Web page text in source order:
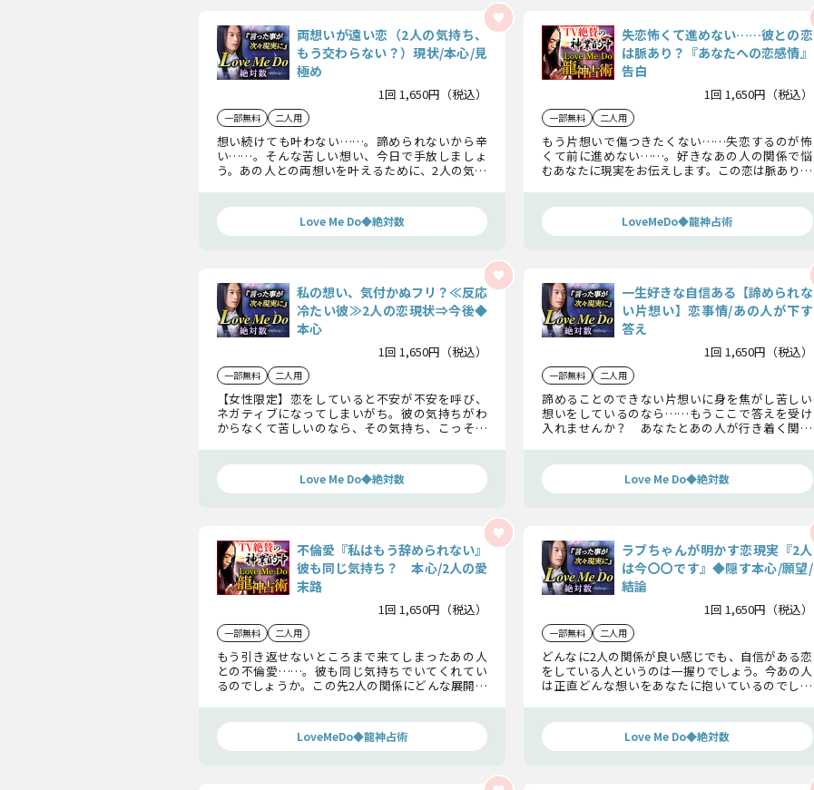
両想いが遠い恋（2人の気持ち、
もう交わらない？）現状/本心/見
極め
1回 1,650円（税込）
一部無料 二人用
想い続けても叶わない……。諦められないから辛
い……。そんな苦しい想い、今日で手放しましょ
う。あの人との両想いを叶えるために、2人の気持
Love Me Do◆絶対数
失恋怖くて進めない……彼との恋
は脈あり？『あなたへの恋感情』
告白
1回 1,650円（税込）
一部無料 二人用
もう片想いで傷つきたくない……失恋するのが怖
くて前に進めない……。好きなあの人の関係で悩
むあなたに現実をお伝えします。この恋は脈ありな
LoveMeDo◆龍神占術
私の想い、気付かぬフリ？≪反応
冷たい彼≫2人の恋現状⇒今後◆
本心
1回 1,650円（税込）
一部無料 二人用
【女性限定】恋をしていると不安が不安を呼び、
ネガティブになってしまいがち。彼の気持ちがわ
からなくて苦しいのなら、その気持ち、こっそり
Love Me Do◆絶対数
一生好きな自信ある【諦められな
い片想い】恋事情/あの人が下す
答え
1回 1,650円（税込）
一部無料 二人用
諦めることのできない片想いに身を焦がし苦しい
想いをしているのなら……もうここで答えを受け
入れませんか？ あなたとあの人が行き着く関係
Love Me Do◆絶対数
不倫愛『私はもう辞められない』
彼も同じ気持ち？ 本心/2人の愛
末路
1回 1,650円（税込）
一部無料 二人用
もう引き返せないところまで来てしまったあの人
との不倫愛……。彼も同じ気持ちでいてくれてい
るのでしょうか。この先2人の関係にどんな展開が
LoveMeDo◆龍神占術
ラブちゃんが明かす恋現実『2人
は今〇〇です』◆隠す本心/願望/
結論
1回 1,650円（税込）
一部無料 二人用
どんなに2人の関係が良い感じでも、自信がある恋
をしている人というのは一握りでしょう。今あの人
は正直どんな想いをあなたに抱いているのでしょ
Love Me Do◆絶対数